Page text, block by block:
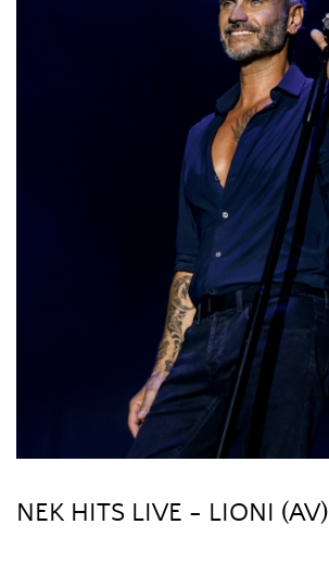
NEK HITS LIVE - LIONI (AV)